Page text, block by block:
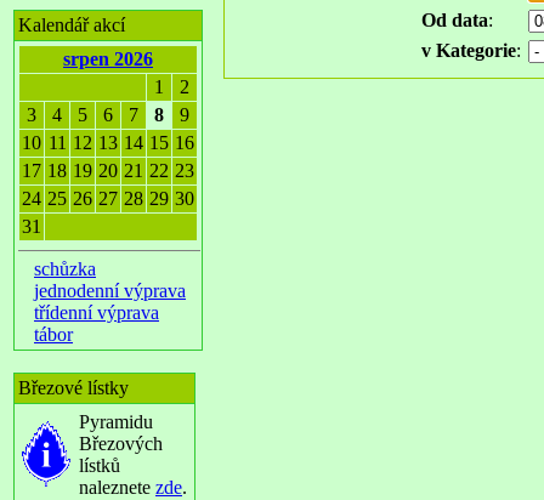
Kalendář akcí
srpen 2026
1
2
3
4 5 6 7 8
9
10 11 12 13 14 15 16
17 18 19 20 21 22 23
24 25 26 27 28 29 30
31
schůzka
jednodenní výprava
třídenní výprava
tábor
Březové lístky
Pyramidu
Březových
lístků
naleznete zde.
Od data:
v Kategorie: